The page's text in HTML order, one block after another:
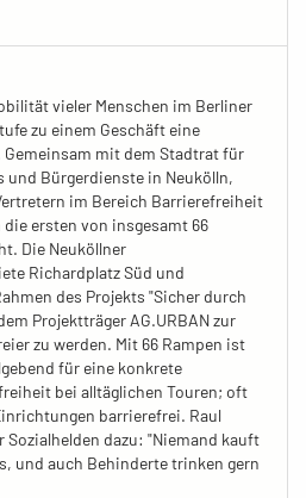
vieler Menschen im Berliner
zu einem Geschäft eine
mit dem Stadtrat für
und Bürgerdienste in Neukölln,
im Bereich Barrierefreiheit
ersten von insgesamt 66
Die Neuköllner
Richardplatz Süd und
des Projekts "Sicher durch
Projektträger AG.URBAN zur
zu werden. Mit 66 Rampen ist
für eine konkrete
bei alltäglichen Touren; oft
barrierefrei. Raul
Sozialhelden dazu: "Niemand kauft
und auch Behinderte trinken gern